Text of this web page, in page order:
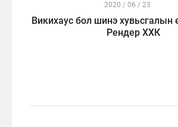
2020 / 06 / 23
Викихаус бол шинэ хувьсгалын
Рендер ХХК